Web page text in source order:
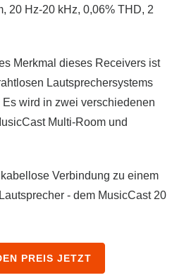
20 Hz-20 kHz, 0,06% THD, 2
Merkmal dieses Receivers ist
Lautsprechersystems
wird in zwei verschiedenen
Multi-Room und
Verbindung zu einem
- dem MusicCast 20
PREIS JETZT